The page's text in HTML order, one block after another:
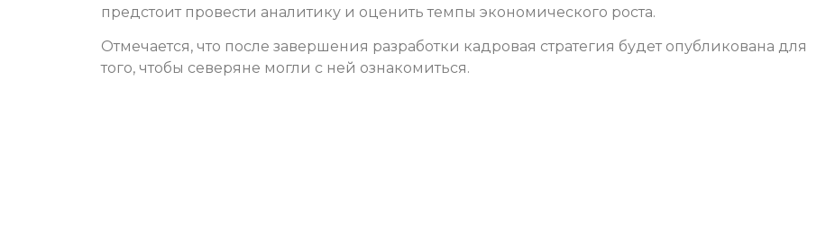
предстоит провести аналитику и оценить темпы экономического роста.
Отмечается, что после завершения разработки кадровая стратегия будет опубликована для
того, чтобы северяне могли с ней ознакомиться.